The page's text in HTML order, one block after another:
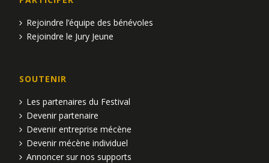
Rejoindre l’équipe des bénévoles
Rejoindre le Jury Jeune
SOUTENIR
Les partenaires du Festival
Devenir partenaire
Devenir entreprise mécène
Devenir mécène individuel
Annoncer sur nos supports